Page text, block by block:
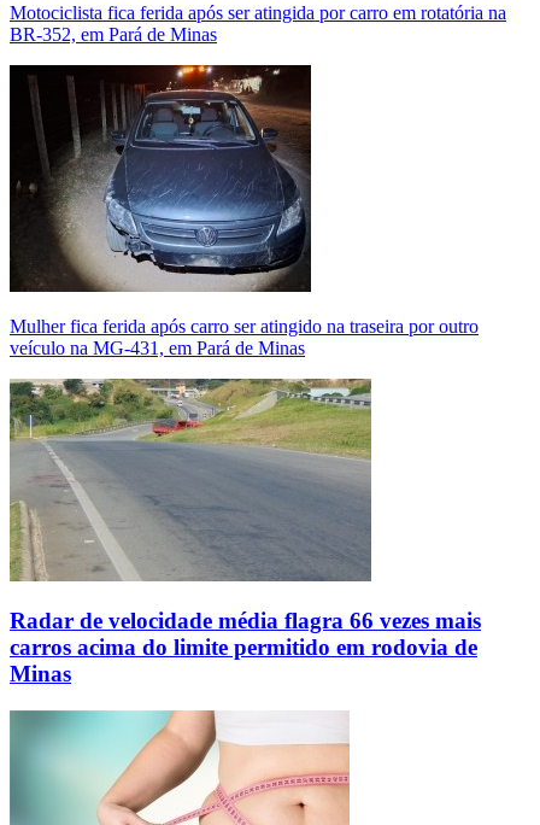
Motociclista fica ferida após ser atingida por carro em rotatória na
BR-352, em Pará de Minas
Mulher fica ferida após carro ser atingido na traseira por outro
veículo na MG-431, em Pará de Minas
Radar de velocidade média flagra 66 vezes mais
carros acima do limite permitido em rodovia de
Minas